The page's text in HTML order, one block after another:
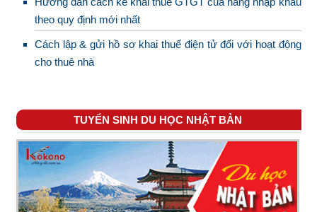
theo quy định mới nhất
Cách lập & gửi hồ sơ khai thuế điện tử đối với hoạt động
cho thuê nhà
TUYỂN SINH DU HỌC NHẬT BẢN